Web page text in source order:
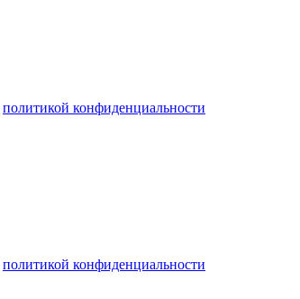
политикой конфиденциальности
политикой конфиденциальности